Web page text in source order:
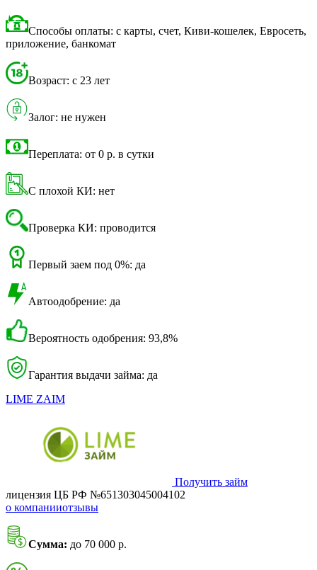
Способы оплаты: с карты, счет, Киви-кошелек, Евросеть,
приложение, банкомат
Возраст: с 23 лет
Залог: не нужен
Переплата: от 0 р. в сутки
С плохой КИ: нет
Проверка КИ: проводится
Первый заем под 0%: да
Автоодобрение: да
Вероятность одобрения: 93,8%
Гарантия выдачи займа: да
LIME ZAIM
Получить займ
лицензия ЦБ РФ №651303045004102
о компанииотзывы
Сумма: до 70 000 р.